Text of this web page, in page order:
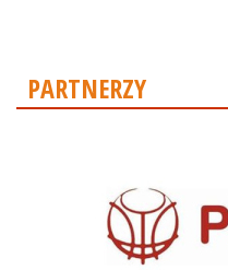
PARTNERZY